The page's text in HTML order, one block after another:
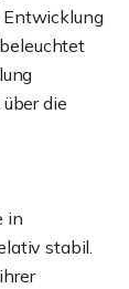
die
in
stabil.